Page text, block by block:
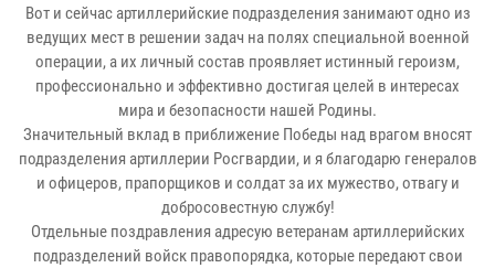
Вот и сейчас артиллерийские подразделения занимают одно из
ведущих мест в решении задач на полях специальной военной
операции, а их личный состав проявляет истинный героизм,
профессионально и эффективно достигая целей в интересах
мира и безопасности нашей Родины.
Значительный вклад в приближение Победы над врагом вносят
подразделения артиллерии Росгвардии, и я благодарю генералов
и офицеров, прапорщиков и солдат за их мужество, отвагу и
добросовестную службу!
Отдельные поздравления адресую ветеранам артиллерийских
подразделений войск правопорядка, которые передают свои